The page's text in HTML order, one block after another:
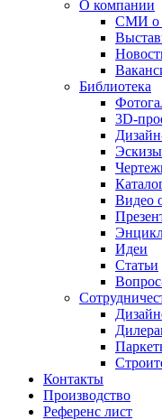
О компании
СМИ о
Библиотека
3D-
Эскизы
Видео
Идеи
Статьи
Контакты
Производство
Референс лист